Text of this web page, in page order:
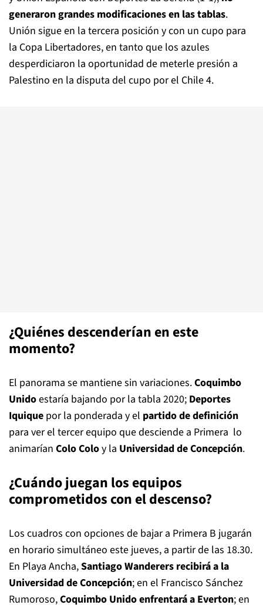
generaron grandes modificaciones en las tablas.
Unión sigue en la tercera posición y con un cupo para
la Copa Libertadores, en tanto que los azules
desperdiciaron la oportunidad de meterle presión a
Palestino en la disputa del cupo por el Chile 4.
¿Quiénes descenderían en este
momento?
El panorama se mantiene sin variaciones.Coquimbo
Unidoestaría bajando por la tabla 2020; Deportes
Iquique por la ponderada y el partido de definición
para ver el tercer equipo que desciende a Primera lo
animarían Colo Coloy la Universidad de Concepción.
¿Cuándo juegan los equipos
comprometidos con el descenso?
Los cuadros con opciones de bajar a Primera B jugarán
en horario simultáneo este jueves, a partir de las 18.30.
En Playa Ancha,Santiago Wanderers recibirá a la
Universidad de Concepción; en el Francisco Sánchez
Rumoroso,Coquimbo Unido enfrentará a Everton; en